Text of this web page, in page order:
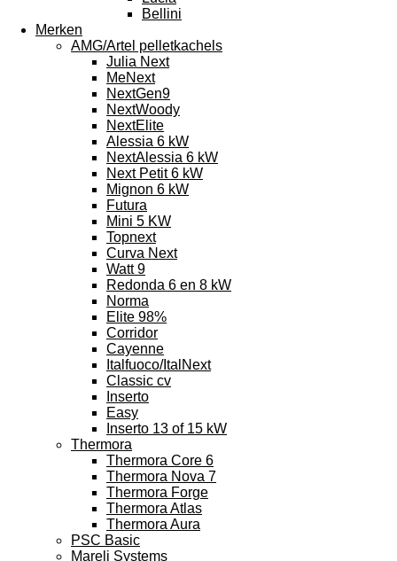
Bellini
Merken
AMG/Artel pelletkachels
Julia Next
MeNext
NextGen9
NextWoody
NextElite
Alessia 6 kW
NextAlessia 6 kW
Next Petit 6 kW
Mignon 6 kW
Futura
Mini 5 KW
Topnext
Curva Next
Watt 9
Redonda 6 en 8 kW
Norma
Elite 98%
Corridor
Cayenne
Italfuoco/ItalNext
Classic cv
Inserto
Easy
Inserto 13 of 15 kW
Thermora
Thermora Core 6
Thermora Nova 7
Thermora Forge
Thermora Atlas
Thermora Aura
PSC Basic
Mareli Systems